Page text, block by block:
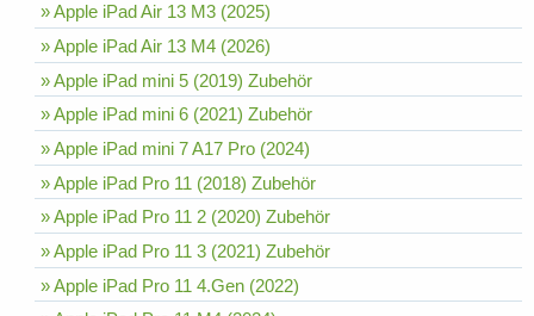
» Apple iPad Air 13 M3 (2025)
» Apple iPad Air 13 M4 (2026)
» Apple iPad mini 5 (2019) Zubehör
» Apple iPad mini 6 (2021) Zubehör
» Apple iPad mini 7 A17 Pro (2024)
» Apple iPad Pro 11 (2018) Zubehör
» Apple iPad Pro 11 2 (2020) Zubehör
» Apple iPad Pro 11 3 (2021) Zubehör
» Apple iPad Pro 11 4.Gen (2022)